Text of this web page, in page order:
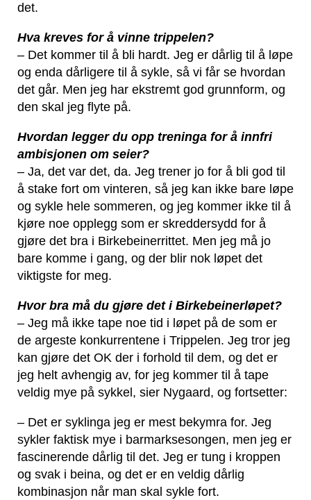
det.
Hva kreves for å vinne trippelen?
– Det kommer til å bli hardt. Jeg er dårlig til å løpe
og enda dårligere til å sykle, så vi får se hvordan
det går. Men jeg har ekstremt god grunnform, og
den skal jeg flyte på.
Hvordan legger du opp treninga for å innfri
ambisjonen om seier?
– Ja, det var det, da. Jeg trener jo for å bli god til
å stake fort om vinteren, så jeg kan ikke bare løpe
og sykle hele sommeren, og jeg kommer ikke til å
kjøre noe opplegg som er skreddersydd for å
gjøre det bra i Birkebeinerrittet. Men jeg må jo
bare komme i gang, og der blir nok løpet det
viktigste for meg.
Hvor bra må du gjøre det i Birkebeinerløpet?
– Jeg må ikke tape noe tid i løpet på de som er
de argeste konkurrentene i Trippelen. Jeg tror jeg
kan gjøre det OK der i forhold til dem, og det er
jeg helt avhengig av, for jeg kommer til å tape
veldig mye på sykkel, sier Nygaard, og fortsetter:
– Det er syklinga jeg er mest bekymra for. Jeg
sykler faktisk mye i barmarksesongen, men jeg er
fascinerende dårlig til det. Jeg er tung i kroppen
og svak i beina, og det er en veldig dårlig
kombinasjon når man skal sykle fort.